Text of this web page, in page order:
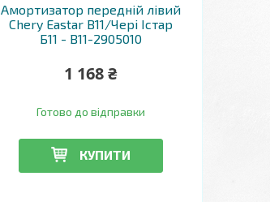
Амортизатор передній лівий
Chery Eastar B11/Чері Істар
Б11 - B11-2905010
1 168 ₴
Готово до відправки
КУПИТИ